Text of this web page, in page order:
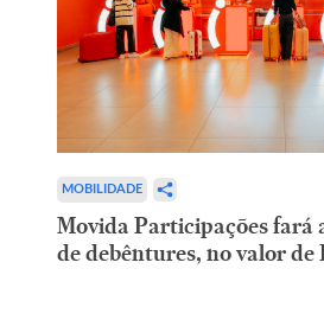
MOBILIDADE
Movida Participações fará
de debêntures, no valor de